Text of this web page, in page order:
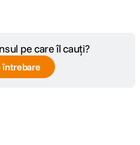
pe care îl cauți?
întrebare